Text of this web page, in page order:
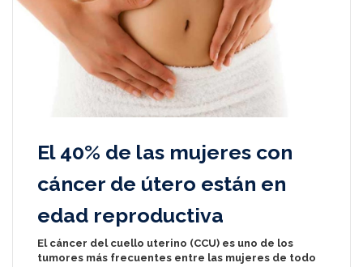
El 40% de las mujeres con
cáncer de útero están en
edad reproductiva
El cáncer del cuello uterino (CCU) es uno de los
tumores más frecuentes entre las mujeres de todo